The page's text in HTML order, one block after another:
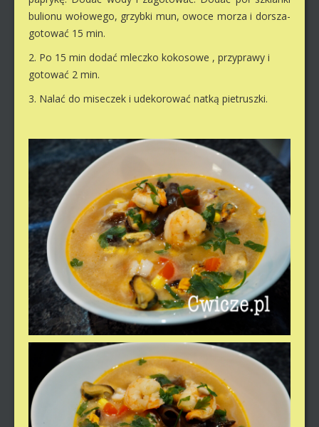
bulionu wołowego, grzybki mun, owoce morza i dorsza-
gotować 15 min.
2. Po 15 min dodać mleczko kokosowe , przyprawy i
gotować 2 min.
3. Nalać do miseczek i udekorować natką pietruszki.